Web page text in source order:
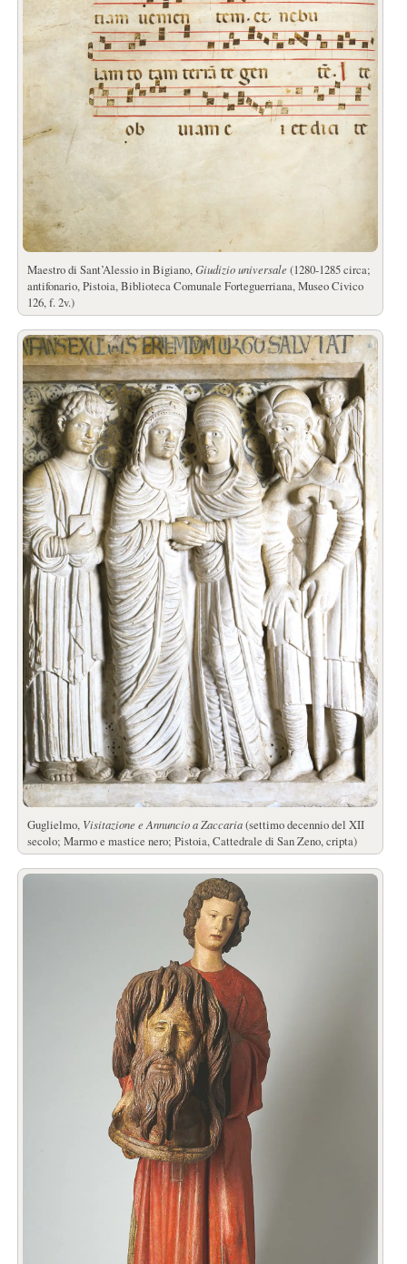
Maestro di Sant’Alessio in Bigiano,Giudizio universale (1280-1285 circa;
antifonario, Pistoia, Biblioteca Comunale Forteguerriana, Museo Civico
126, f. 2v.)
Guglielmo, Visitazione e Annuncio a Zaccaria(settimo decennio del XII
secolo; Marmo e mastice nero; Pistoia, Cattedrale di San Zeno, cripta)